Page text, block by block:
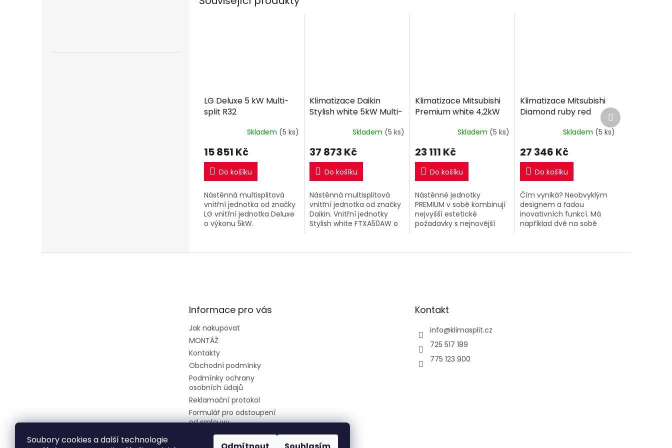
Soubory cookies a další technologie
LG Deluxe 5 kW Multi-
split R32
Skladem (5 ks)
15 851 Kč
Do košíku
Nástěnná multisplitová
vnitřní jednotka od značky
LG vnitřní jednotka Deluxe
o výkonu 5kW.
Klimatizace Daikin
Stylish white 5kW Multi-
Skladem (5 ks)
37 873 Kč
Do košíku
Nástěnná multisplitová
vnitřní jednotka od značky
Daikin. Vnitřní jednotky
Stylish white FTXA50AW o
Klimatizace Mitsubishi
Premium white 4,2kW
Skladem (5 ks)
23 111 Kč
Do košíku
Nástěnné jednotky
PREMIUM v sobě kombinují
nejvyšší estetické
požadavky s nejnovější
chod a nízká spotřeba
Klimatizace Mitsubishi
Diamond ruby red
3,5kW Multi-split R32
Skladem (5 ks)
27 346 Kč
Do košíku
Čím vyniká? Neobvyklým
designem a řadou
inovativních funkcí. Má
například dvě na sobě
vzduchu můžete
Další
produkt
Informace pro vás
Jak nakupovat
MONTÁŽ
Kontakty
Obchodní podmínky
Podmínky ochrany
osobních údajů
Reklamační protokol
Formulář pro odstoupení
od smlouvy
Kontakt
info@klimasplit.cz
725 517 189
775 123 900